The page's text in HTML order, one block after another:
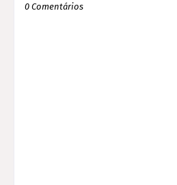
0 Comentários